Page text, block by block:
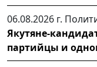
06.08.2026 г.
Якутяне-
партийцы и